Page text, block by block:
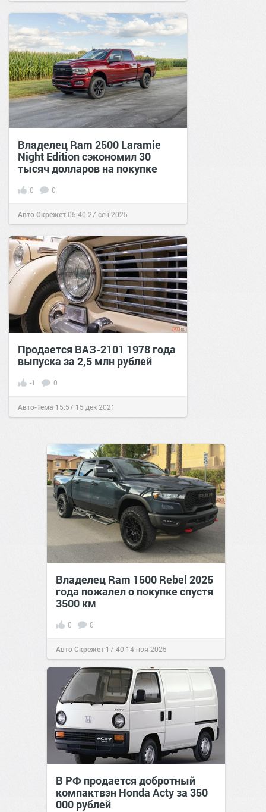
Владелец Ram 2500 Laramie
Night Edition сэкономил 30
тысяч долларов на покупке
0 0
Авто Скрежет05:40 27 сен 2025
Продается ВАЗ-2101 1978 года
выпуска за 2,5 млн рублей
-1 0
Авто-Тема 15:57 15 дек 2021
Владелец Ram 1500 Rebel 2025
года пожалел о покупке спустя
3500 км
0 0
Авто Скрежет 17:40 14 ноя 2025
В РФ продается добротный
компактвэн Honda Acty за 350
000 рублей